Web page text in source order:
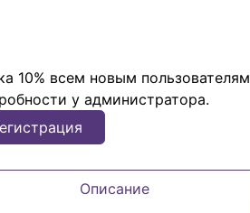
10% всем новым пользователям
у администратора.
Описание